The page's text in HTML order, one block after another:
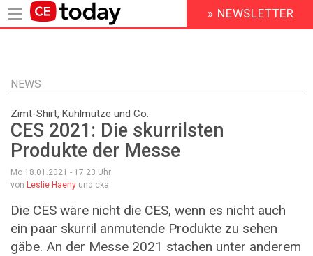
Inhalt
HEADER
MENU
» NEWSLETTER
NEWS
Zimt-Shirt, Kühlmütze und Co.
CES 2021: Die skurrilsten
Produkte der Messe
Mo 18.01.2021 - 17:23 Uhr
von Leslie Haeny und cka
Die CES wäre nicht die CES, wenn es nicht auch
ein paar skurril anmutende Produkte zu sehen
gäbe. An der Messe 2021 stachen unter anderem